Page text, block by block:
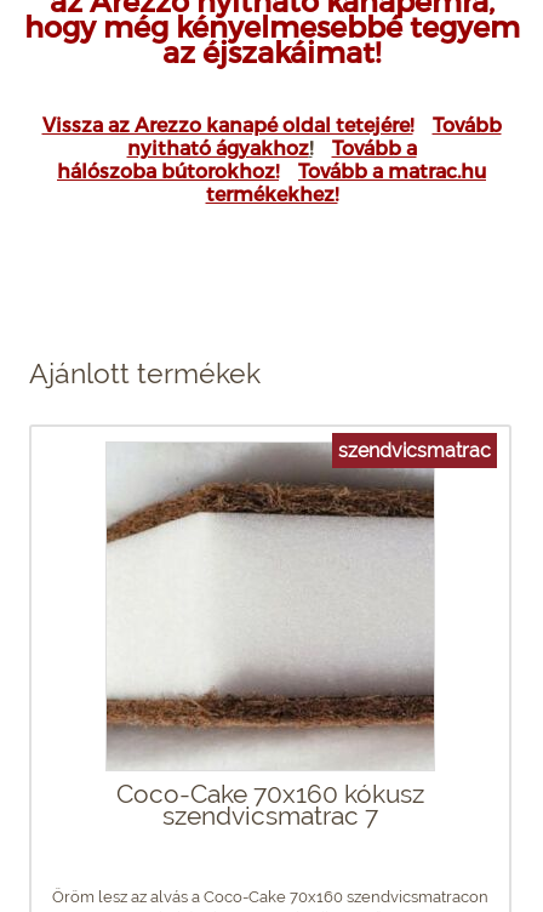
hogy még kényelmesebbé tegyem
az éjszakáimat!
Vissza az Arezzo kanapé oldal tetejére!
Tovább
nyitható ágyakhoz!
Tovább a
hálószoba bútorokhoz!
Tovább a matrac.hu
termékekhez!
Ajánlott termékek
szendvicsmatrac
Coco-Cake 70x160 kókusz
szendvicsmatrac 7
Öröm lesz az alvás a Coco-Cake 70x160 szendvicsmatracon